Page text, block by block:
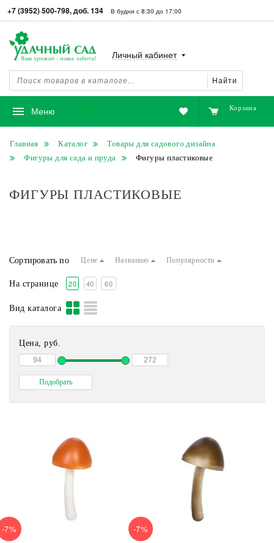
+7 (3952) 500-798, доб. 134 В будни с 8:30 до 17:00
Найти
Личный кабинет
Меню Корзина
Главная Каталог
Товары для садового дизайна
Фигуры для сада и пруда
Фигуры пластиковые
ФИГУРЫ ПЛАСТИКОВЫЕ
Сортировать по Цене Названию Популярности
На странице 20 40 60
Вид каталога
Цена, руб.
-7% -7%